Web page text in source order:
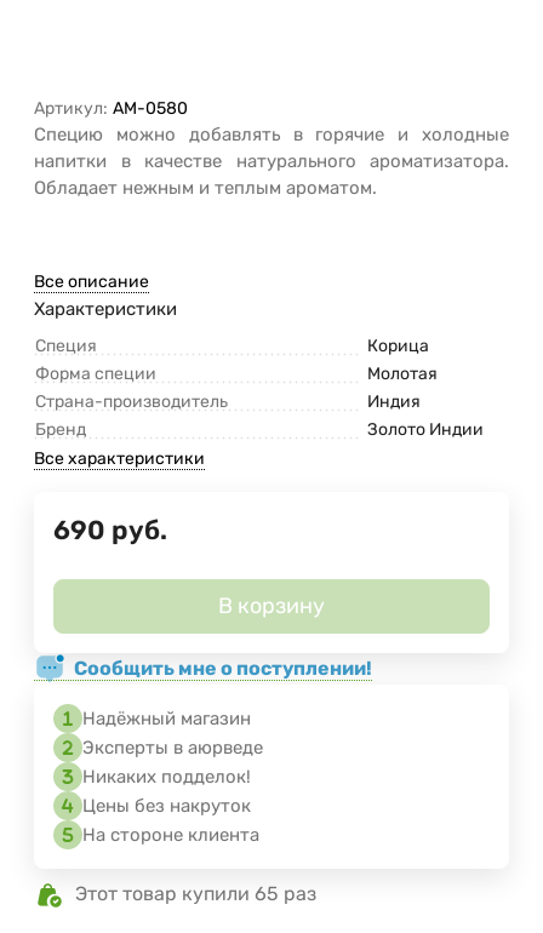
Артикул: AM-0580
Специю можно добавлять в горячие и холодные
напитки в качестве натурального ароматизатора.
Обладает нежным и теплым ароматом.
Все описание
Характеристики
Специя
Корица
Форма специи
Молотая
Страна-производитель
Индия
Бренд
Золото Индии
Все характеристики
690 руб.
В корзину
Сообщить мне о поступлении!
Надёжный магазин
Эксперты в аюрведе
Никаких подделок!
Цены без накруток
На стороне клиента
Этот товар купили 65 раз